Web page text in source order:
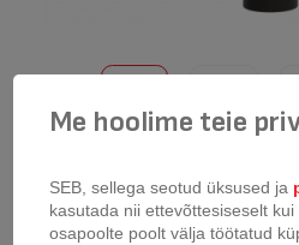
Veinipudeli avaja Tefal
toote kood:K2073414
Me hoolime teie
SEB, sellega seotud üksused ja
kasutada nii ettevõttesiseselt
osapoolte poolt välja töötatud